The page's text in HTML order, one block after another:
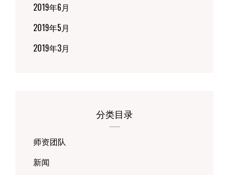
2019年6月
2019年5月
2019年3月
分类目录
师资团队
新闻